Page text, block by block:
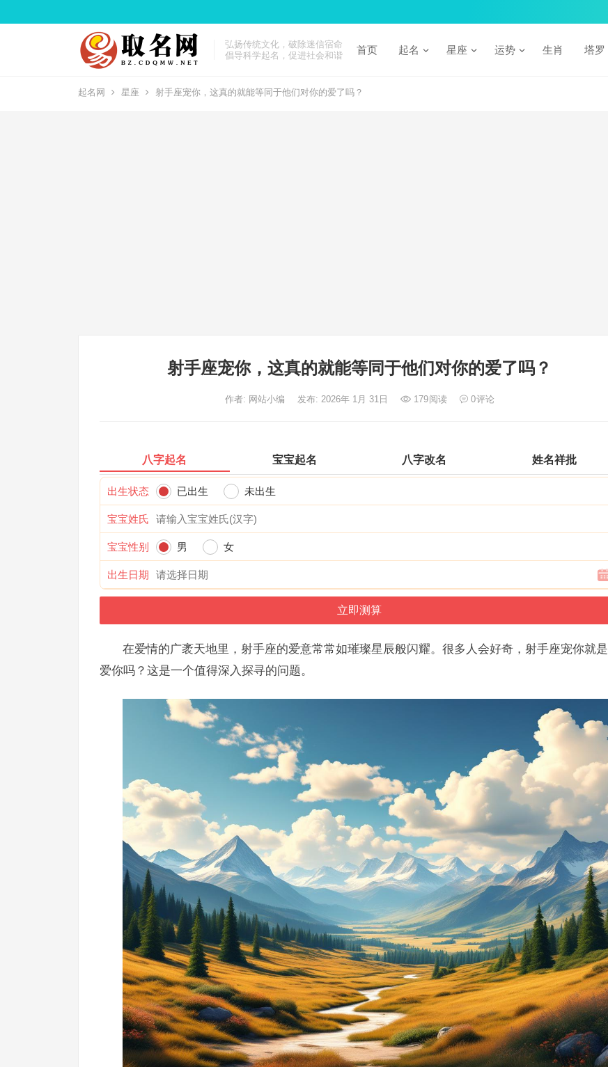
弘扬传统文化，破除迷信宿命
倡导科学起名，促进社会和谐
首页 起名 星座 运势 生肖 塔罗
起名网 星座 射手座宠你，这真的就能等同于他们对你的爱了吗？
射手座宠你，这真的就能等同于他们对你的爱了吗？
作者: 网站小编 发布: 2026年 1月 31日 179阅读 0评论
八字起名 宝宝起名 八字改名 姓名祥批
出生状态 已出生 未出生
宝宝姓氏
宝宝性别 男 女
出生日期
在爱情的广袤天地里，射手座的爱意常常如璀璨星辰般闪耀。很多人会好奇，射手座宠你就是
爱你吗？这是一个值得深入探寻的问题。